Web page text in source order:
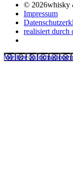
© 2026whisky
Impressum
realisiert durch
Weitere